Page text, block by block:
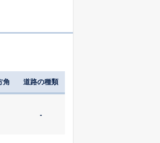
角 道路の種類
-